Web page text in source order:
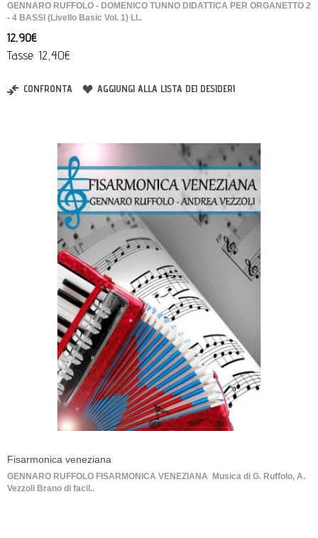
GENNARO RUFFOLO - DOMENICO TUNNO DIDATTICA PER ORGANETTO 2
- 4 BASSI (Livello Basic Vol. 1) LI..
12,90€
Tasse: 12,40€
CONFRONTA AGGIUNGI ALLA LISTA DEI DESIDERI
Fisarmonica veneziana
GENNARO RUFFOLO FISARMONICA VENEZIANA Musica di G. Ruffolo, A.
Vezzoli Brano di facil..